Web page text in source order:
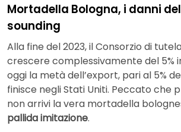
Mortadella Bologna, i danni
sounding
Alla fine del 2023, il Consorzio di
crescere complessivamente del 5%
oggi la metà dell’export, pari al 5%
finisce negli Stati Uniti. Peccato che
non arrivi la vera mortadella
pallida imitazione.